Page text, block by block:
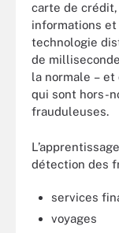
carte de
informations et
technologie
de
la normale –
qui sont hors-
frauduleuses.
détection des
services
voyages